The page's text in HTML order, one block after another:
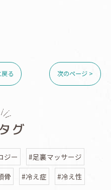
る 次のページ >
グ
ジー
#足裏マッサージ
骨 #冷え症 #冷え性